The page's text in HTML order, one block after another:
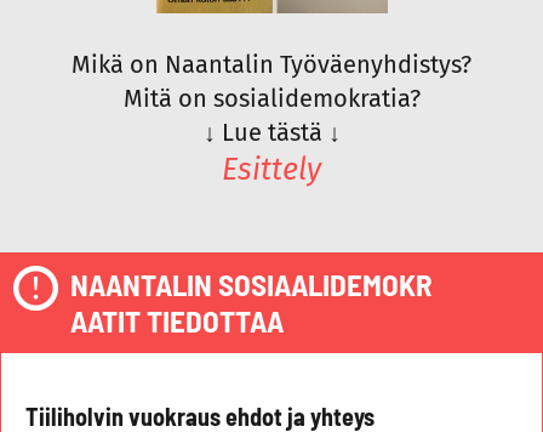
Mikä on Naantalin Työväenyhdistys?
Mitä on sosialidemokratia?
↓ Lue tästä ↓
Esittely
NAANTALIN SOSIAALIDEMOKR
AATIT TIEDOTTAA
Tiiliholvin vuokraus ehdot ja yhteys